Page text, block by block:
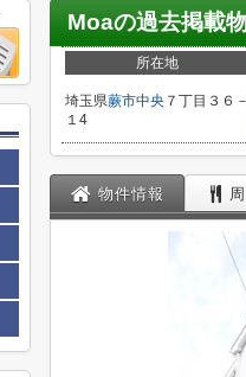
Moaの過去掲載
所在地
埼玉県蕨市中央 ７丁目３６－
１4
物件情報